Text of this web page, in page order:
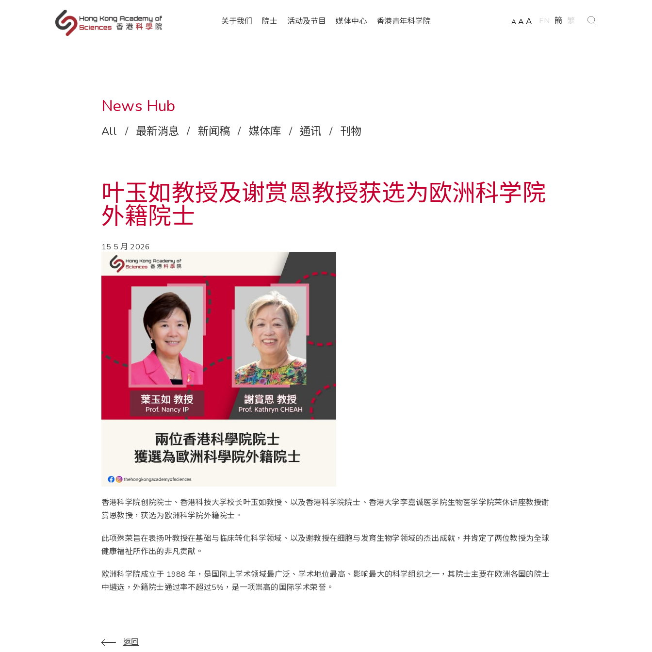
关于我们
院士 活动及节目 媒体中心 香港青年科学院 EN 簡 繁
A A A
News Hub
All / 最新消息 / 新闻稿 / 媒体库 / 通讯 / 刊物
叶玉如教授及谢赏恩教授获选为欧洲科学院
外籍院士
15 5 月 2026
香港科学院创院院士、香港科技大学校长叶玉如教授、以及香港科学院院士、香港大学李嘉诚医学院生物医学学院荣休讲座教授谢
赏恩教授，获选为欧洲科学院外籍院士。
此项殊荣旨在表扬叶教授在基础与临床转化科学领域、以及谢教授在细胞与发育生物学领域的杰出成就，并肯定了两位教授为全球
健康福祉所作出的非凡贡献。
欧洲科学院成立于 1988 年，是国际上学术领域最广泛、学术地位最高、影响最大的科学组织之一，其院士主要在欧洲各国的院士
中遴选，外籍院士通过率不超过5%，是一项崇高的国际学术荣誉。
返回